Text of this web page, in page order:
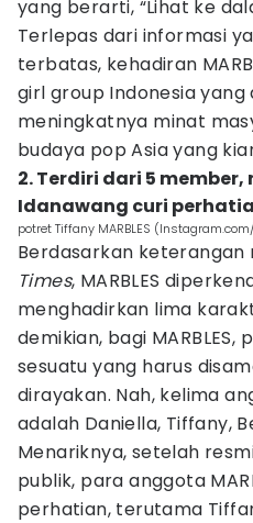
yang berarti, “Lihat ke
Terlepas dari informasi
terbatas, kehadiran
girl group Indonesia
meningkatnya minat
budaya pop Asia yang
2. Terdiri dari 5
Idanawang curi
potret Tiffany MARBLES
Berdasarkan
Times, MARBLES
menghadirkan lima
demikian, bagi
sesuatu yang harus
dirayakan. Nah, kelima
adalah Daniella, Tiffany,
Menariknya, setelah
publik, para anggota
perhatian, terutama